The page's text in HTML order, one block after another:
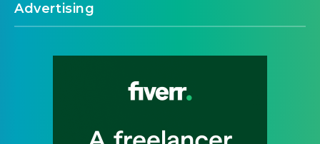
Advertising